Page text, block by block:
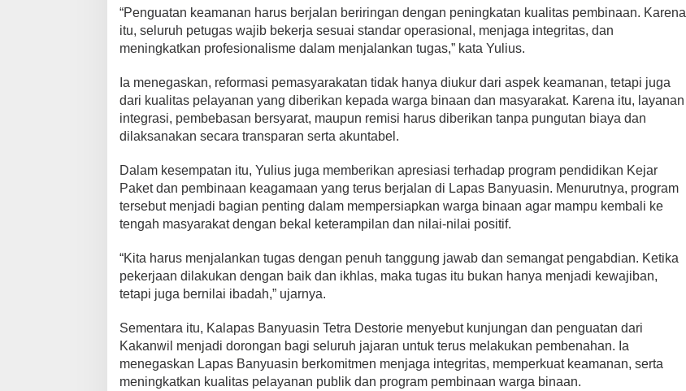
l
S
i
I
n
e
g
r
i
a
s
d
a
P
e
l
a
“Penguatan keamanan harus berjalan beriringan dengan peningkatan kualitas pembinaan. Karena
itu, seluruh petugas wajib bekerja sesuai standar operasional, menjaga integritas, dan
meningkatkan profesionalisme dalam menjalankan tugas,” kata Yulius.
Ia menegaskan, reformasi pemasyarakatan tidak hanya diukur dari aspek keamanan, tetapi juga
dari kualitas pelayanan yang diberikan kepada warga binaan dan masyarakat. Karena itu, layanan
integrasi, pembebasan bersyarat, maupun remisi harus diberikan tanpa pungutan biaya dan
dilaksanakan secara transparan serta akuntabel.
Dalam kesempatan itu, Yulius juga memberikan apresiasi terhadap program pendidikan Kejar
Paket dan pembinaan keagamaan yang terus berjalan di Lapas Banyuasin. Menurutnya, program
tersebut menjadi bagian penting dalam mempersiapkan warga binaan agar mampu kembali ke
tengah masyarakat dengan bekal keterampilan dan nilai-nilai positif.
“Kita harus menjalankan tugas dengan penuh tanggung jawab dan semangat pengabdian. Ketika
pekerjaan dilakukan dengan baik dan ikhlas, maka tugas itu bukan hanya menjadi kewajiban,
tetapi juga bernilai ibadah,” ujarnya.
Sementara itu, Kalapas Banyuasin Tetra Destorie menyebut kunjungan dan penguatan dari
Kakanwil menjadi dorongan bagi seluruh jajaran untuk terus melakukan pembenahan. Ia
menegaskan Lapas Banyuasin berkomitmen menjaga integritas, memperkuat keamanan, serta
meningkatkan kualitas pelayanan publik dan program pembinaan warga binaan.